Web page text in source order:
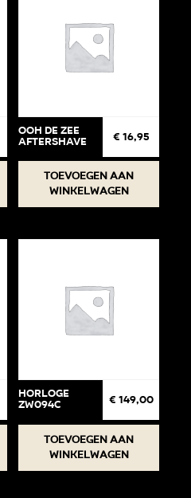
ooh de zee
aftershave € 16,95
Toevoegen aan
winkelwagen
Horloge
ZW094C € 149,00
Toevoegen aan
winkelwagen